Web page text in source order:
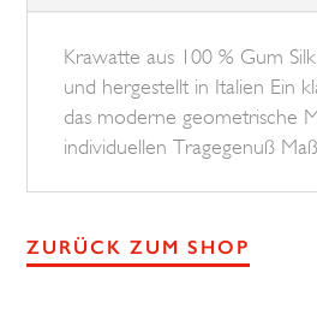
Krawatte aus 100 % Gum
und hergestellt in Italien Ein
das moderne geometrische
individuellen Tragegenuß
ZURÜCK ZUM SHOP